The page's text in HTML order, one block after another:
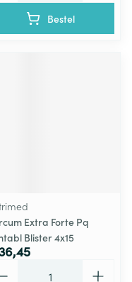
Bestel
Extra Forte Pq
Blister 4x15